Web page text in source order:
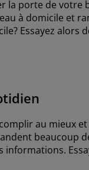
la porte de votre
à domicile et
Essayez
au mieux
beaucoup
informations.